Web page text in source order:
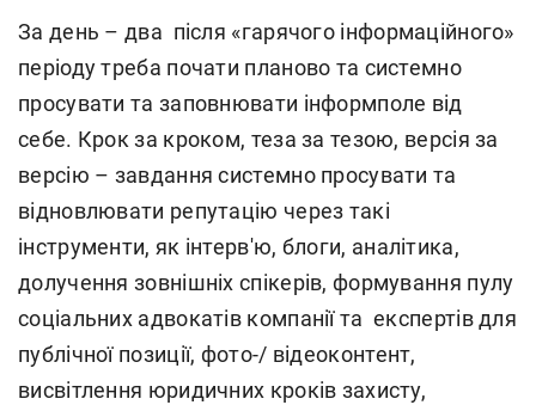
За день – два після «гарячого інформаційного»
періоду треба почати планово та системно
просувати та заповнювати інформполе від
себе. Крок за кроком, теза за тезою, версія за
версію – завдання системно просувати та
відновлювати репутацію через такі
інструменти, як інтерв'ю, блоги, аналітика,
долучення зовнішніх спікерів, формування пулу
соціальних адвокатів компанії та експертів для
публічної позиції, фото-/ відеоконтент,
висвітлення юридичних кроків захисту,